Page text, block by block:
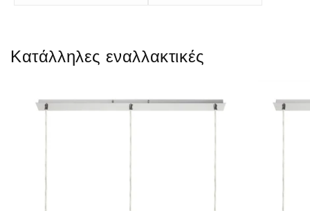
Κατάλληλες εναλλακτικές